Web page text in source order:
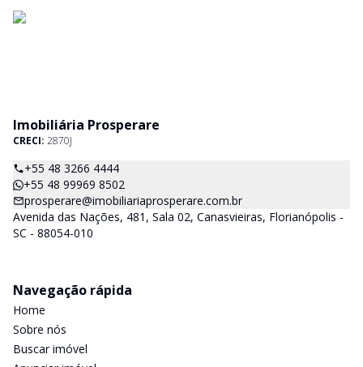
Imobiliária Prosperare
CRECI: 2870J
+55 48 3266 4444
+55 48 99969 8502
prosperare@imobiliariaprosperare.com.br
Avenida das Nações, 481, Sala 02, Canasvieiras, Florianópolis -
SC - 88054-010
Navegação rápida
Home
Sobre nós
Buscar imóvel